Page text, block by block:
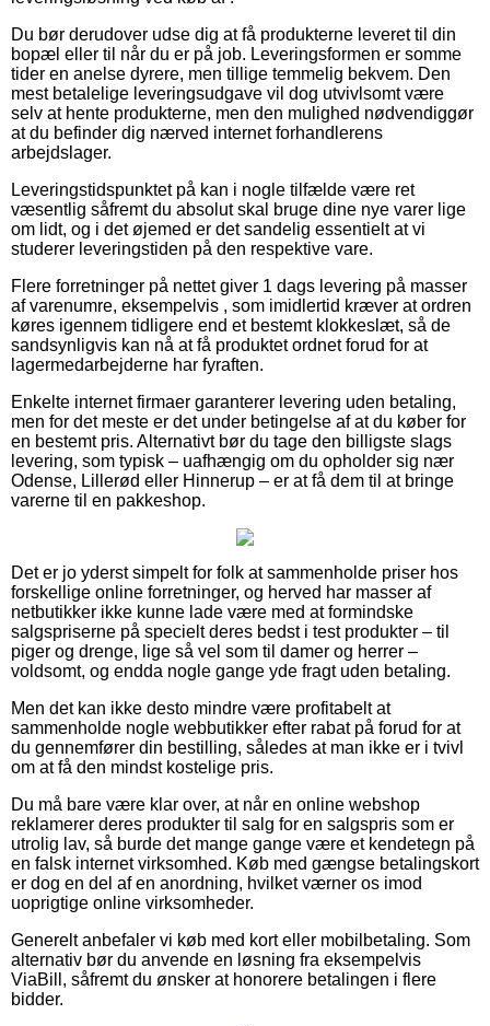
Du bør derudover udse dig at få produkterne leveret til din
bopæl eller til når du er på job. Leveringsformen er somme
tider en anelse dyrere, men tillige temmelig bekvem. Den
mest betalelige leveringsudgave vil dog utvivlsomt være
selv at hente produkterne, men den mulighed nødvendiggør
at du befinder dig nærved internet forhandlerens
arbejdslager.
Leveringstidspunktet på kan i nogle tilfælde være ret
væsentlig såfremt du absolut skal bruge dine nye varer lige
om lidt, og i det øjemed er det sandelig essentielt at vi
studerer leveringstiden på den respektive vare.
Flere forretninger på nettet giver 1 dags levering på masser
af varenumre, eksempelvis , som imidlertid kræver at ordren
køres igennem tidligere end et bestemt klokkeslæt, så de
sandsynligvis kan nå at få produktet ordnet forud for at
lagermedarbejderne har fyraften.
Enkelte internet firmaer garanterer levering uden betaling,
men for det meste er det under betingelse af at du køber for
en bestemt pris. Alternativt bør du tage den billigste slags
levering, som typisk – uafhængig om du opholder sig nær
Odense, Lillerød eller Hinnerup – er at få dem til at bringe
varerne til en pakkeshop.
Det er jo yderst simpelt for folk at sammenholde priser hos
forskellige online forretninger, og herved har masser af
netbutikker ikke kunne lade være med at formindske
salgspriserne på specielt deres bedst i test produkter – til
piger og drenge, lige så vel som til damer og herrer –
voldsomt, og endda nogle gange yde fragt uden betaling.
Men det kan ikke desto mindre være profitabelt at
sammenholde nogle webbutikker efter rabat på forud for at
du gennemfører din bestilling, således at man ikke er i tvivl
om at få den mindst kostelige pris.
Du må bare være klar over, at når en online webshop
reklamerer deres produkter til salg for en salgspris som er
utrolig lav, så burde det mange gange være et kendetegn på
en falsk internet virksomhed. Køb med gængse betalingskort
er dog en del af en anordning, hvilket værner os imod
uoprigtige online virksomheder.
Generelt anbefaler vi køb med kort eller mobilbetaling. Som
alternativ bør du anvende en løsning fra eksempelvis
ViaBill, såfremt du ønsker at honorere betalingen i flere
bidder.